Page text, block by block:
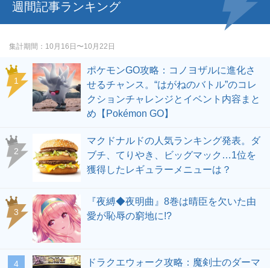
週間記事ランキング
集計期間 10月16日〜10月22日
ポケモンGO攻略：コノヨザルに進化さ
せるチャンス。“はがねのバトル”のコレ
クションチャレンジとイベント内容まと
め【Pokémon GO】
マクドナルドの人気ランキング発表。ダ
ブチ、てりやき、ビッグマック…1位を
獲得したレギュラーメニューは？
『夜縛◆夜明曲』8巻は晴臣を欠いた由
愛が恥辱の窮地に!?
ドラクエウォーク攻略：魔剣士のダーマ